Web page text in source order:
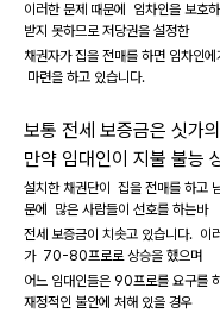
이러한 문제 때문에 임차인을 보호
받지 못하므로 저당권을 설정한
채권자가 집을 전매를 하면 임차인
마련을 하고 있습니다.
보통 전세 보증금은 싯가
만약 임대인이 지불 불능
설치한 채권단이 집을 전매를 하고
문에 많은 사람들이 선호를 하는바
전세 보증금이 치솟고 있습니다.
가 70-80프로로 상승을 했으며
어느 임대인들은 90프로를 요구를
재정적인 불안에 처해 있을 경우